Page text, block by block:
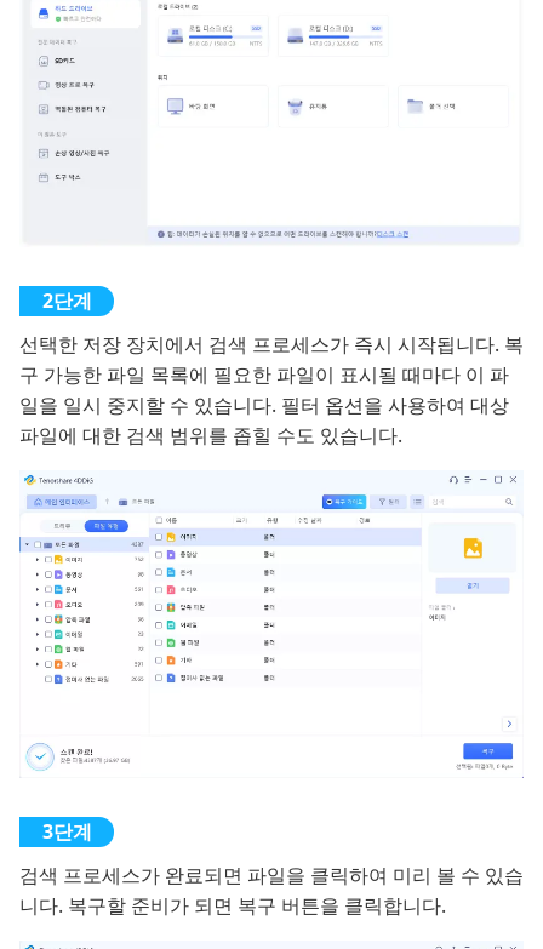
선택한 저장 장치에서 검색 프로세스가 즉시 시작됩니다. 복
구 가능한 파일 목록에 필요한 파일이 표시될 때마다 이 파
일을 일시 중지할 수 있습니다. 필터 옵션을 사용하여 대상
파일에 대한 검색 범위를 좁힐 수도 있습니다.
검색 프로세스가 완료되면 파일을 클릭하여 미리 볼 수 있습
니다. 복구할 준비가 되면 복구 버튼을 클릭합니다.